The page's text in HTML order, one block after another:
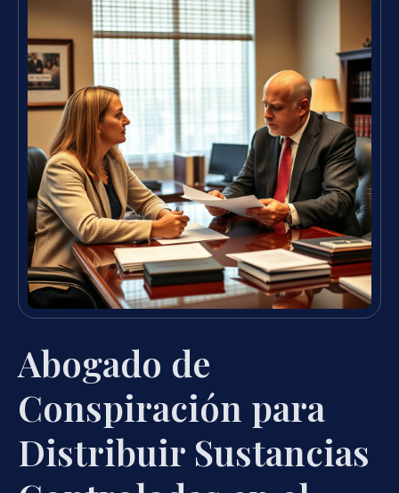
Abogado de
Conspiración para
Distribuir Sustancias